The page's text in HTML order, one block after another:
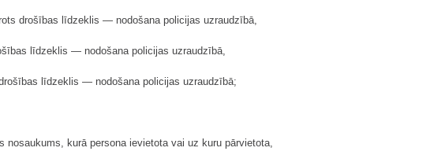
drošības līdzeklis — nodošana policijas uzraudzībā,
līdzeklis — nodošana policijas uzraudzībā,
līdzeklis — nodošana policijas uzraudzībā;
kurā persona ievietota vai uz kuru pārvietota,